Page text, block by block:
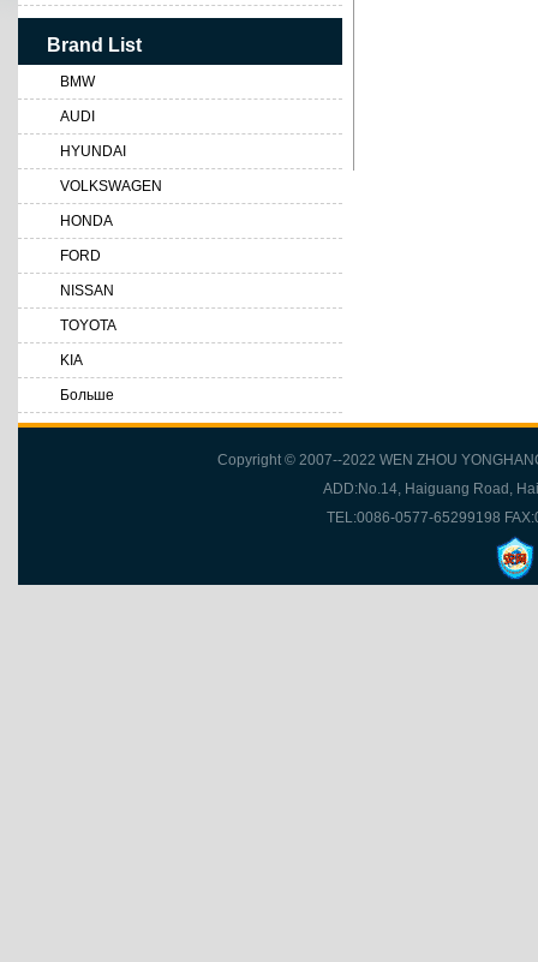
Brand List
BMW
AUDI
HYUNDAI
VOLKSWAGEN
HONDA
FORD
NISSAN
TOYOTA
KIA
Больше
Copyright © 2007--2022 WEN ZHOU
ADD:No.14, Haiguang Road,
TEL:0086-0577-65299198